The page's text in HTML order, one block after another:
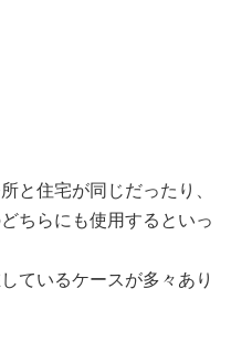
と住宅が同じだったり、
ちらにも使用するといっ
ているケースが多々あり